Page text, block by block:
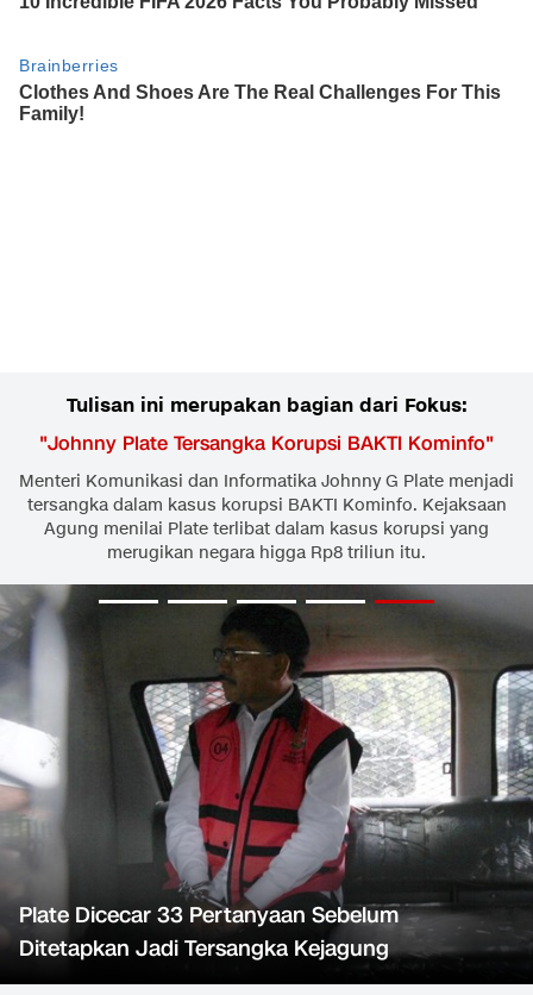
Tulisan ini merupakan bagian dari Fokus:
"Johnny Plate Tersangka Korupsi BAKTI Kominfo"
Menteri Komunikasi dan Informatika Johnny G Plate menjadi
tersangka dalam kasus korupsi BAKTI Kominfo. Kejaksaan
Agung menilai Plate terlibat dalam kasus korupsi yang
merugikan negara higga Rp8 triliun itu.
Plate Dicecar 33 Pertanyaan Sebelum
Ditetapkan Jadi Tersangka Kejagung